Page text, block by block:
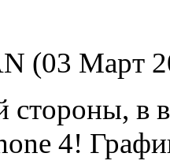
(03 Март
стороны, в
4!